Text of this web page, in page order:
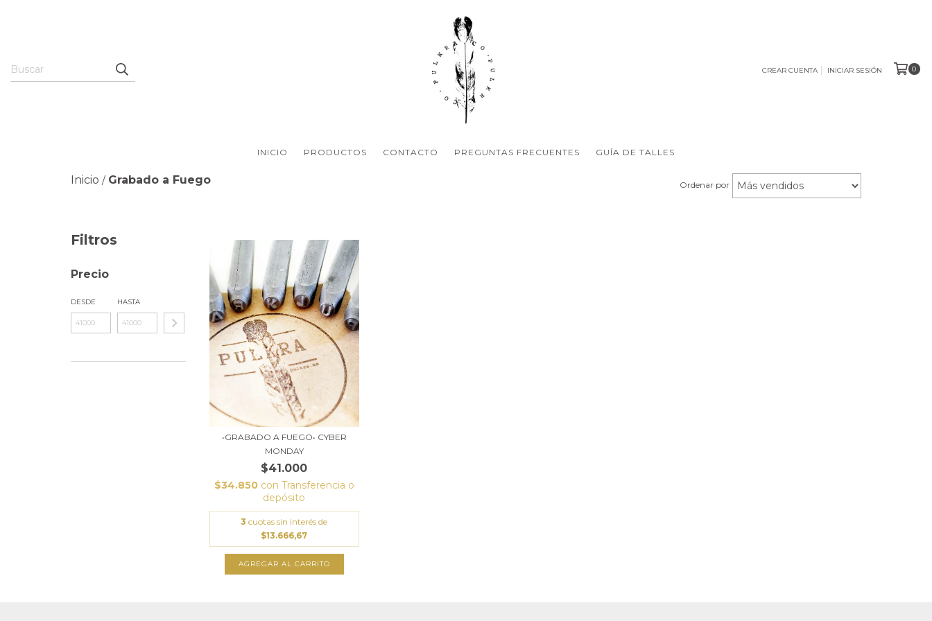
CREAR CUENTA INICIAR SESIÓN 0
INICIO PRODUCTOS CONTACTO PREGUNTAS FRECUENTES GUÍA DE TALLES
Inicio / Grabado a Fuego Ordenar por
Filtros
Precio
DESDE HASTA
•GRABADO A FUEGO• CYBER
MONDAY
$41.000
$34.850 con Transferencia o
depósito
3 cuotas sin interés de
$13.666,67